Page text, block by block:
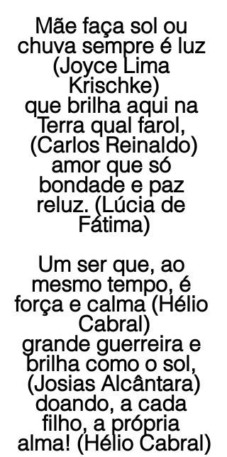
Mãe faça sol ou
chuva sempre é luz
(Joyce Lima
Krischke)
que brilha aqui na
Terra qual farol,
(Carlos Reinaldo)
amor que só
bondade e paz
reluz. (Lúcia de
Fátima)
Um ser que, ao
mesmo tempo, é
força e calma (Hélio
Cabral)
grande guerreira e
brilha como o sol,
(Josias Alcântara)
doando, a cada
filho, a própria
alma! (Hélio Cabral)